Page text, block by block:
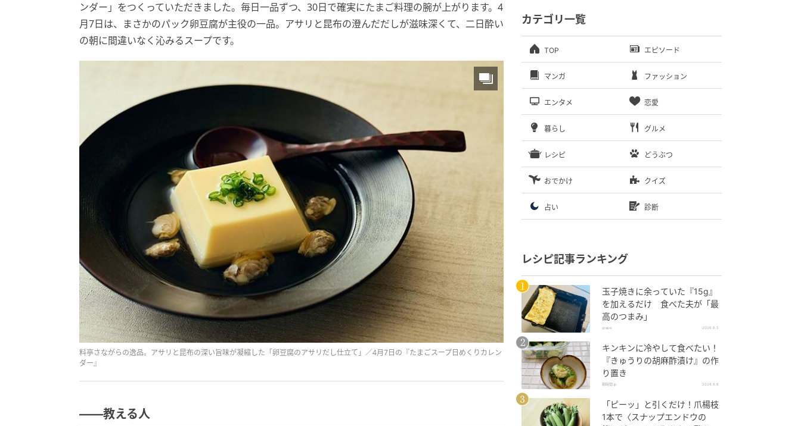
ンダー」をつくっていただきました。毎日一品ずつ、30日で確実にたまご料理の腕が上がります。4
月7日は、まさかのパック卵豆腐が主役の一品。アサリと昆布の澄んだだしが滋味深くて、二日酔い
の朝に間違いなく沁みるスープです。
料亭さながらの逸品。アサリと昆布の深い旨味が凝縮した「卵豆腐のアサリだし仕立て」／4月7日の『たまごスープ日めくりカレン
ダー』
――教える人
カテゴリ一覧
TOP エピソード
マンガ ファッション
エンタメ 恋愛
暮らし グルメ
レシピ どうぶつ
おでかけ クイズ
占い 診断
レシピ記事ランキング
玉子焼きに余っていた『15g』
を加えるだけ 食べた夫が「最
高のつまみ」
grape 2026.8.5
キンキンに冷やして食べたい！
『きゅうりの胡麻酢漬け』の作
り置き
朝時間.jp 2026.8.6
「ピーッ」と引くだけ！爪楊枝
1本で〈スナップエンドウの